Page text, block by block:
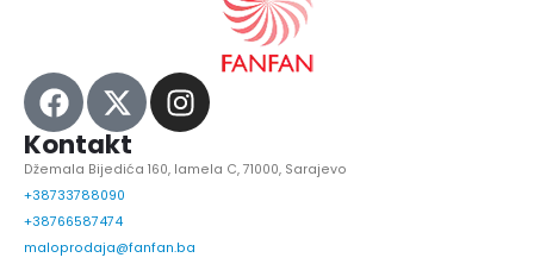
Kontakt
Džemala Bijedića 160, lamela C, 71000, Sarajevo
+38733788090
+38766587474
maloprodaja@fanfan.ba